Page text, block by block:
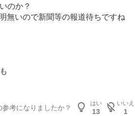
のか？
無いので新聞等の報道待ちですね
参考になりましたか？
はい
13
いいえ
1